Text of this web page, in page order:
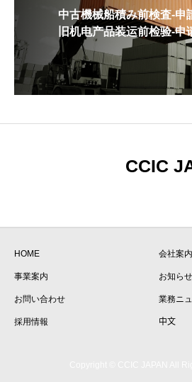
中古機械船積み前検査-申
旧机电产品装运前检验-申
CCIC
HOME 会社案内
事業案内 お知らせ
お問い合わせ 業務ニ
採用情報 中文